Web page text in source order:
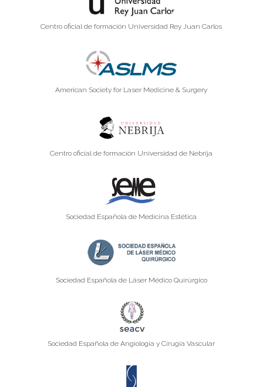
Centro oficial de formación Universidad Rey Juan Carlos
American Society for Laser Medicine & Surgery
Centro oficial de formación Universidad de Nebrija
Sociedad Española de Medicina Estética
Sociedad Española de Láser Médico Quirúrgico
Sociedad Española de Angiología y Cirugía Vascular